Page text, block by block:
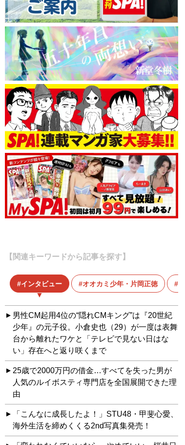
【関連キーワードから記事を探す】
インタビュー オオカミ少年・片岡正徳
男性CM起用4位の“隠れCMキング”は『20世紀
少年』の元子役。小倉史也（29）が一度は表舞
台から離れたワケと「テレビで見ない日はな
い」存在へと返り咲くまで
25歳で2000万円の借金…すべてを失った男が
人気のルイボスティ専門店を全国展開できた理
由
「こんなに成長したよ！」STU48・甲斐心愛、
海外生活を締めくくる2nd写真集発売！